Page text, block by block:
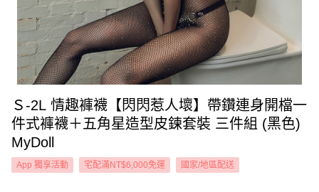
Ｓ-2L 情趣褲襪【閃閃惹人壞】帶鑽連身開檔一
件式褲襪＋五角星造型皮鍊套裝 三件組 (黑色)
MyDoll
App 獨享活動 宅配滿NT$6,000免運 國家/地區配送